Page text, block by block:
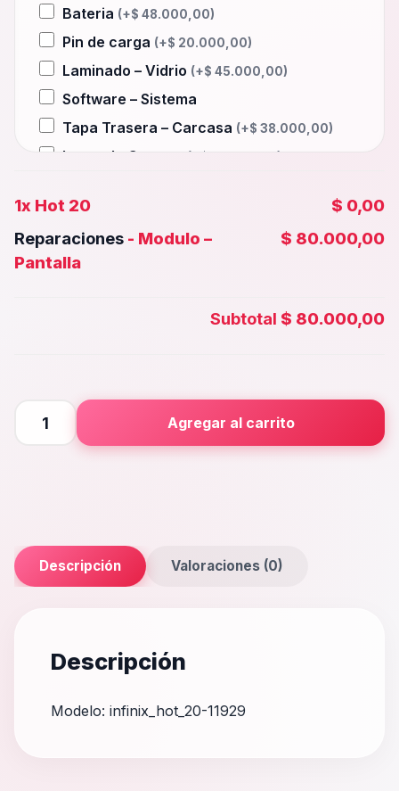
Bateria (+$ 48.000,00)
Pin de carga (+$ 20.000,00)
Laminado – Vidrio (+$ 45.000,00)
Software – Sistema
Tapa Trasera – Carcasa (+$ 38.000,00)
Lente de Camara
Wifi – Señal – Antena
Camara Trasera(+$ 35.000,00
Camara frontal, Selfie – Face id
(+$20.000,00 )
Placa Principal
1x Hot 20
$ 0,00
Reparaciones - Modulo –
Pantalla
$ 80.000,00
Subtotal $ 80.000,00
Agregar al carrito
Descripción Valoraciones (0)
Descripción
Modelo: infinix_hot_20-11929